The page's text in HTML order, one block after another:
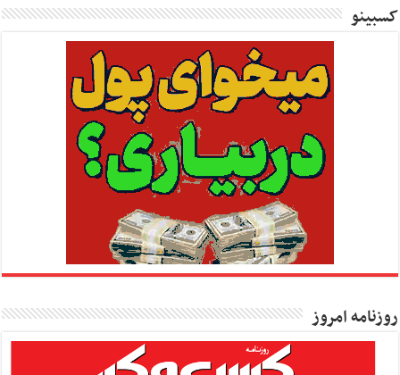
کسبینو
روزنامه امروز